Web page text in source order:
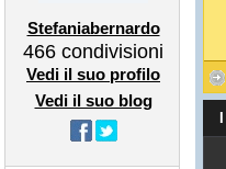
Stefaniabernardo
466 condivisioni
Vedi il suo profilo
Vedi il suo blog